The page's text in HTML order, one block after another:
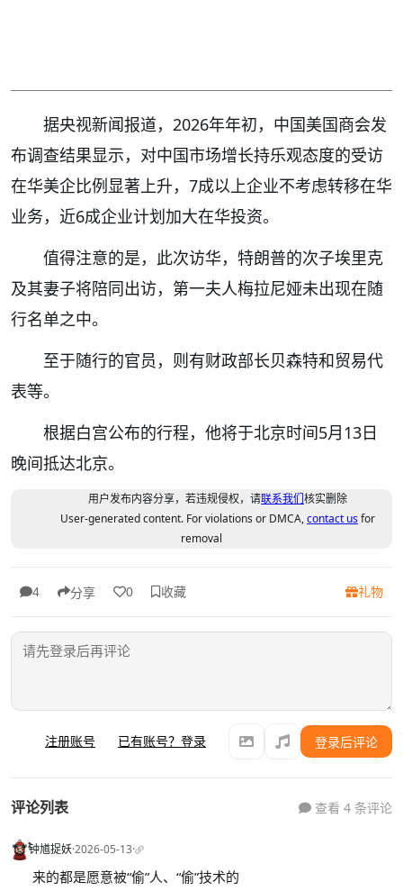
据央视新闻报道，2026年年初，中国美国商会发
布调查结果显示，对中国市场增长持乐观态度的受访
在华美企比例显著上升，7成以上企业不考虑转移在华
业务，近6成企业计划加大在华投资。
值得注意的是，此次访华，特朗普的次子埃里克
及其妻子将陪同出访，第一夫人梅拉尼娅未出现在随
行名单之中。
至于随行的官员，则有财政部长贝森特和贸易代
表等。
根据白宫公布的行程，他将于北京时间5月13日
晚间抵达北京。
用户发布内容分享，若违规侵权，请联系我们核实删除
User-generated content. For violations or DMCA,contact usfor
removal
4 分享 0 收藏 礼物
注册账号 已有账号？登录 登录后评论
评论列表 查看 4 条评论
钟馗捉妖·2026-05-13·
来的都是愿意被“偷”人、“偷”技术的